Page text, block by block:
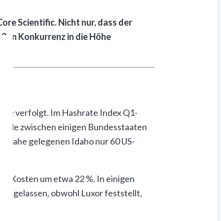
Scientific. Nicht nur, dass der
Konkurrenz in die Höhe
verfolgt. Im Hashrate Index Q1-
zwischen einigen Bundesstaaten
nahe gelegenen Idaho nur 60 US-
Kosten um etwa 22 %. In einigen
obwohl Luxor feststellt,